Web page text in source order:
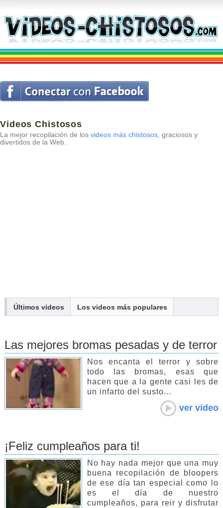
Videos Chistosos
La mejor recopilación de los videos más chistosos, graciosos y
divertidos de la Web.
Últimos videos Los videos más populares
Las mejores bromas pesadas y de terror
Nos encanta el terror y sobre
todo las bromas, esas que
hacen que a la gente casi les de
un infarto del susto...
ver video
¡Feliz cumpleaños para ti!
No hay nada mejor que una muy
buena recopilación de bloopers
de ese día tan especial como lo
es el día de nuestro
cumpleaños, para reir y disfrutar